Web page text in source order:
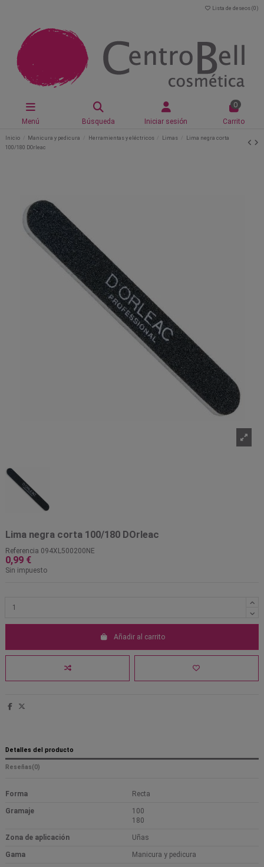
Lista de deseos (0 )
Menú Búsqueda Iniciar sesión
0
Carrito
Inicio Manicura y pedicura Herramientas y eléctricos Limas
Lima negra corta
100/180 DOrleac
Lima negra corta 100/180 DOrleac
Referencia 094XL500200NE
0,99 €
Sin impuesto
Añadir al carrito
Detalles del producto
Reseñas(0)
Forma Recta
Gramaje
100
180
Zona de aplicación Uñas
Gama Manicura y pedicura